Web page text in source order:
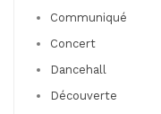
Communiqué
Concert
Dancehall
Découverte